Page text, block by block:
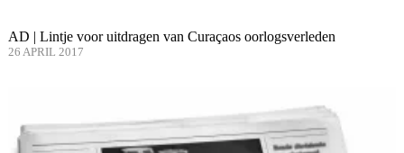
AD | Lintje voor uitdragen van Curaçaos oorlogsverleden
26 APRIL 2017